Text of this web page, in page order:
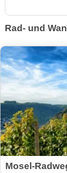
Rad- und
Mosel-